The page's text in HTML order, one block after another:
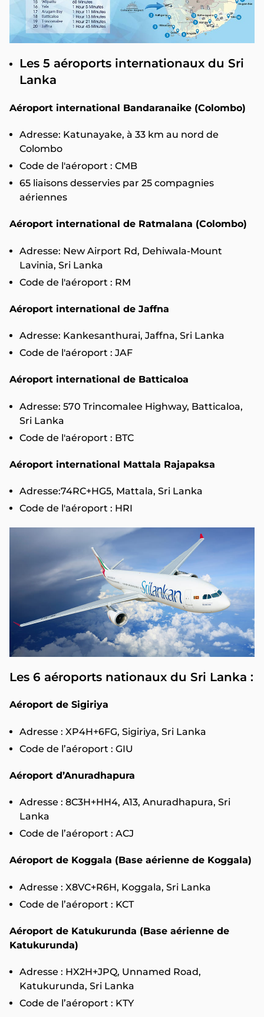
Les 5 aéroports internationaux du Sri
Lanka
Aéroport international Bandaranaike (Colombo)
Adresse: Katunayake, à 33 km au nord de
Colombo
Code de l'aéroport : CMB
65 liaisons desservies par 25 compagnies
aériennes
Aéroport international de Ratmalana (Colombo)
Adresse: New Airport Rd, Dehiwala-Mount
Lavinia, Sri Lanka
Code de l'aéroport : RM
Aéroport international de Jaffna
Adresse: Kankesanthurai, Jaffna, Sri Lanka
Code de l'aéroport : JAF
Aéroport international de Batticaloa
Adresse: 570 Trincomalee Highway, Batticaloa,
Sri Lanka
Code de l'aéroport : BTC
Aéroport international Mattala Rajapaksa
Adresse:74RC+HG5, Mattala, Sri Lanka
Code de l'aéroport : HRI
Les 6 aéroports nationaux du Sri Lanka :
Aéroport de Sigiriya
Adresse : XP4H+6FG, Sigiriya, Sri Lanka
Code de l’aéroport : GIU
Aéroport d’Anuradhapura
Adresse : 8C3H+HH4, A13, Anuradhapura, Sri
Lanka
Code de l’aéroport : ACJ
Aéroport de Koggala (Base aérienne de Koggala)
Adresse : X8VC+R6H, Koggala, Sri Lanka
Code de l’aéroport : KCT
Aéroport de Katukurunda (Base aérienne de
Katukurunda)
Adresse : HX2H+JPQ, Unnamed Road,
Katukurunda, Sri Lanka
Code de l’aéroport : KTY